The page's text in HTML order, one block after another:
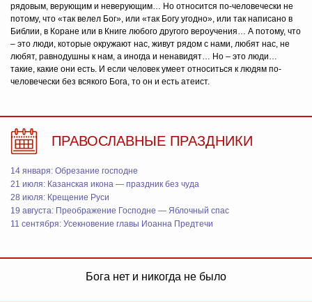
рядовым, верующим и неверующим… Но относится по-человечески не
потому, что «так велел Бог», или «так Богу угодно», или так написано в
Библии, в Коране или в Книге любого другого вероучения… А потому, что
– это люди, которые окружают нас, живут рядом с нами, любят нас, не
любят, равнодушны к нам, а иногда и ненавидят… Но – это люди…
такие, какие они есть. И если человек умеет относиться к людям по-
человечески без всякого Бога, то он и есть атеист.
ПРАВОСЛАВНЫЕ ПРАЗДНИКИ
14 января: Обрезание господне
21 июля: Казанская икона — праздник без чуда
28 июля: Крещение Руси
19 августа: Преображение Господне — Яблочный спас
11 сентября: Усекновение главы Иоанна Предтечи
Бога нет и никогда не было